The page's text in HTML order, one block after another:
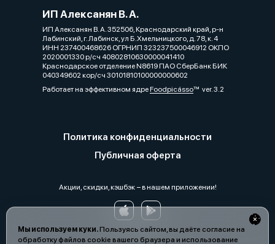
Мы используем куки.Пользуясь сайтом, вы даёте согласие на
обработку файлов cookie вашего браузера и использование
ИП Алексанян В. А.
ИП Алексанян В. А. 352506, Краснодарский край, р-н
Лабинский, г. Лабинск, ул Б.Хмельницкого, д. 78, к. 4
ИНН 237400468626 ОГРНИП 323237500046912 ОКПО
2020001330 р/сч 40802810630000041410
Краснодарское отделение N8619 ПАО СберБанк БИК
040349602 кор/сч 30101810100000000602
Работает на эффективном ядреFoodpicássover. 3.2
Политика конфиденциальности
Публичная оферта
Акции, скидки, кэшбэк − в нашем приложении!